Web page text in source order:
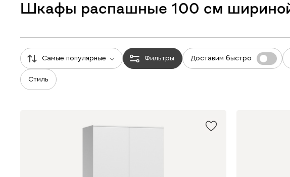
Шкафы распашные 100 см
Самые популярные Фильтры Доставим быстро
Стиль